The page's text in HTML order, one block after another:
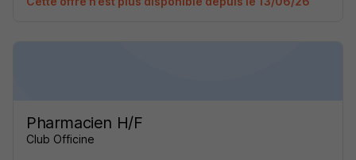
Pharmacien H/F
Club Officine